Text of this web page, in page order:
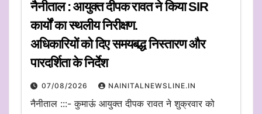
नैनीताल : आयुक्त दीपक रावत ने किया SIR
कार्यों का स्थलीय निरीक्षण.
अधिकारियों को दिए समयबद्ध निस्तारण और
पारदर्शिता के निर्देश
07/08/2026 NAINITALNEWSLINE.IN
नैनीताल :::- कुमाऊं आयुक्त दीपक रावत ने शुक्रवार को